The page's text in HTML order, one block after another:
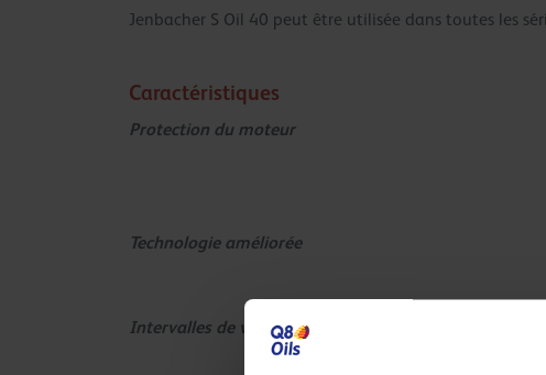
Jenbacher S Oil 40 peut être utilisée dans toutes les
Caractéristiques
Protection du moteur
Technologie améliorée
Intervalles de vidange prolongés